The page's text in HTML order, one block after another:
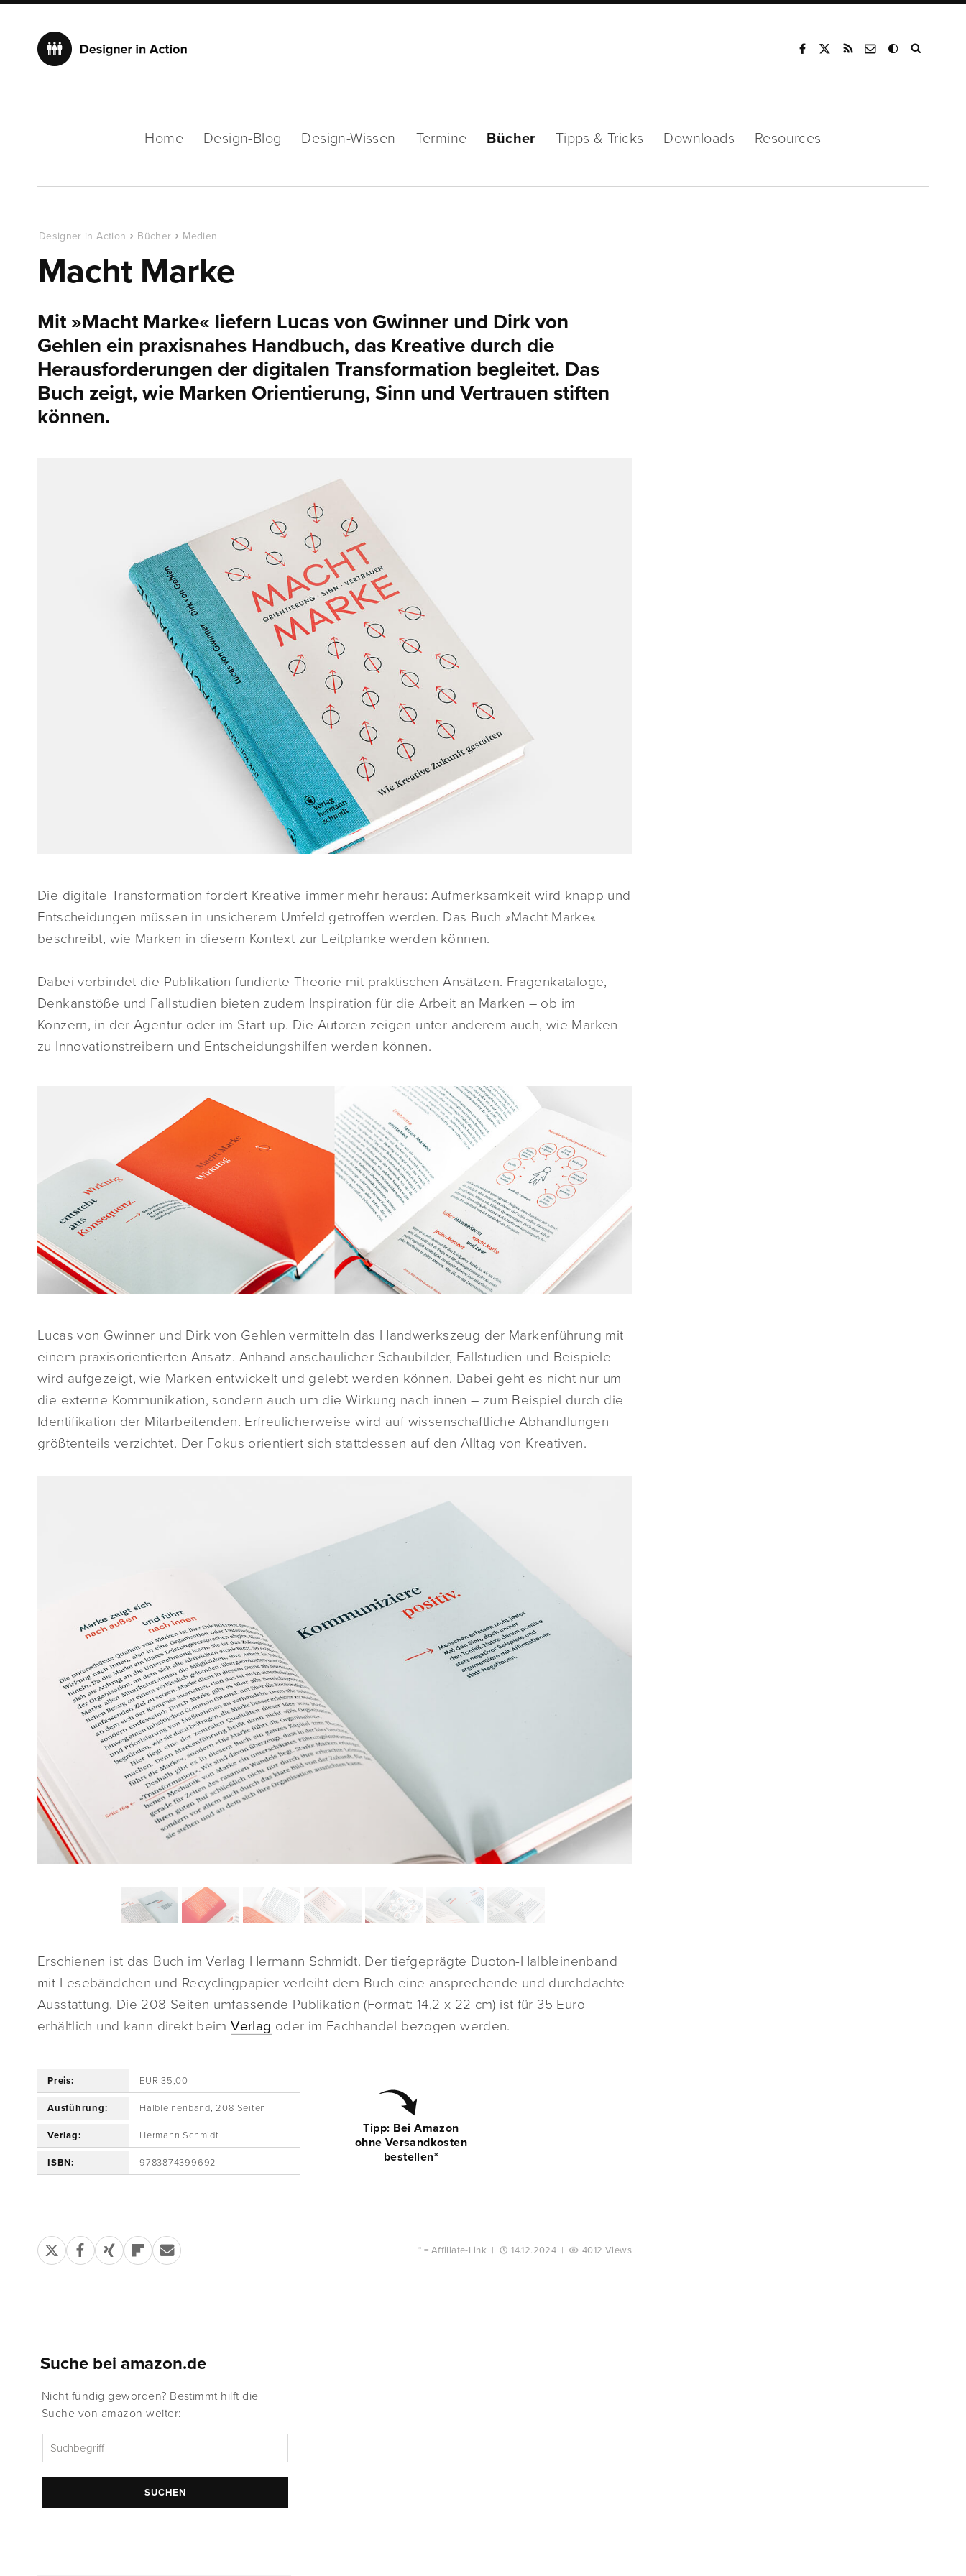
Home Design-Blog Design-Wissen Termine Bücher Tipps & Tricks Downloads Resources
Designer in Action Bücher Medien
Macht Marke
Mit »Macht Marke« liefern Lucas von Gwinner und Dirk von
Gehlen ein praxisnahes Handbuch, das Kreative durch die
Herausforderungen der digitalen Transformation begleitet. Das
Buch zeigt, wie Marken Orientierung, Sinn und Vertrauen stiften
können.
Die digitale Transformation fordert Kreative immer mehr heraus: Aufmerksamkeit wird knapp und
Entscheidungen müssen in unsicherem Umfeld getroffen werden. Das Buch »Macht Marke«
beschreibt, wie Marken in diesem Kontext zur Leitplanke werden können.
Dabei verbindet die Publikation fundierte Theorie mit praktischen Ansätzen. Fragenkataloge,
Denkanstöße und Fallstudien bieten zudem Inspiration für die Arbeit an Marken – ob im
Konzern, in der Agentur oder im Start-up. Die Autoren zeigen unter anderem auch, wie Marken
zu Innovationstreibern und Entscheidungshilfen werden können.
Lucas von Gwinner und Dirk von Gehlen vermitteln das Handwerkszeug der Markenführung mit
einem praxisorientierten Ansatz. Anhand anschaulicher Schaubilder, Fallstudien und Beispiele
wird aufgezeigt, wie Marken entwickelt und gelebt werden können. Dabei geht es nicht nur um
die externe Kommunikation, sondern auch um die Wirkung nach innen – zum Beispiel durch die
Identifikation der Mitarbeitenden. Erfreulicherweise wird auf wissenschaftliche Abhandlungen
größtenteils verzichtet. Der Fokus orientiert sich stattdessen auf den Alltag von Kreativen.
Erschienen ist das Buch im Verlag Hermann Schmidt. Der tiefgeprägte Duoton-Halbleinenband
mit Lesebändchen und Recyclingpapier verleiht dem Buch eine ansprechende und durchdachte
Ausstattung. Die 208 Seiten umfassende Publikation (Format: 14,2 x 22 cm) ist für 35 Euro
erhältlich und kann direkt beimVerlag oder im Fachhandel bezogen werden.
Preis: EUR 35,00
Ausführung: Halbleinenband, 208 Seiten
Verlag: Hermann Schmidt
ISBN: 9783874399692
Tipp: Bei Amazon
ohne Versandkosten
bestellen*
* = Affiliate-Link | 14.12.2024 | 4012 Views
Suche bei amazon.de
Nicht fündig geworden? Bestimmt hilft die
Suche von amazon weiter:
SUCHEN